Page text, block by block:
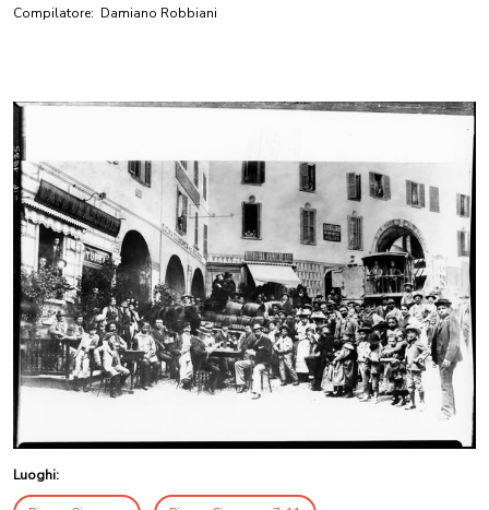
Compilatore: Damiano Robbiani
Luoghi: